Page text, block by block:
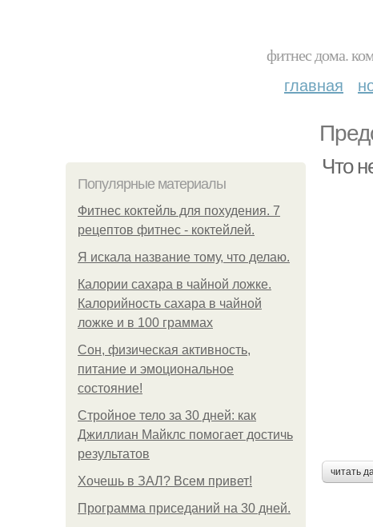
фитнес дома.
главная
Популярные материалы
Фитнес коктейль для похудения. 7
рецептов фитнес - коктейлей.
Я искала название тому, что делаю.
Калории сахара в чайной ложке.
Калорийность сахара в чайной
ложке и в 100 граммах
Сон, физическая активность,
питание и эмоциональное
состояние!
Стройное тело за 30 дней: как
Джиллиан Майклс помогает достичь
результатов
Хочешь в ЗАЛ? Всем привет!
Программа приседаний на 30 дней.
Что
читать